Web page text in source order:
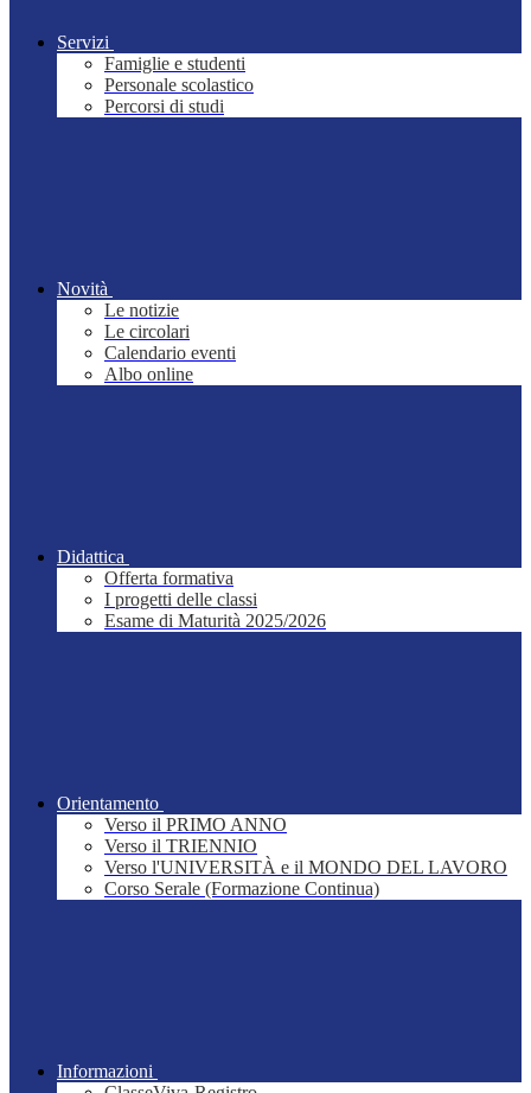
Servizi
Famiglie e studenti
Personale scolastico
Percorsi di studi
Novità
Le notizie
Le circolari
Calendario eventi
Albo online
Didattica
Offerta formativa
I progetti delle classi
Esame di Maturità 2025/2026
Orientamento
Verso il PRIMO ANNO
Verso il TRIENNIO
Verso l'UNIVERSITÀ e il MONDO DEL LAVORO
Corso Serale (Formazione Continua)
Informazioni